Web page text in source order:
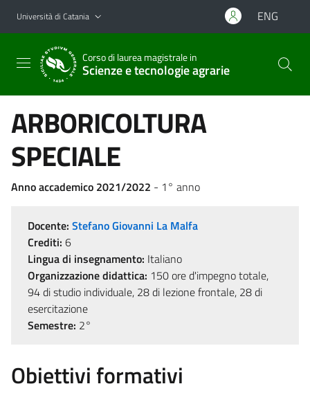
Vai al contenuto principale
Vai al menu di navigazione
Università di Catania ENG
Corso di laurea magistrale in
Scienze e tecnologie agrarie
ARBORICOLTURA
SPECIALE
Anno accademico 2021/2022 - 1° anno
Docente: Stefano Giovanni La Malfa
Crediti: 6
Lingua di insegnamento: Italiano
Organizzazione didattica: 150 ore d'impegno totale,
94 di studio individuale, 28 di lezione frontale, 28 di
esercitazione
Semestre: 2°
Obiettivi formativi